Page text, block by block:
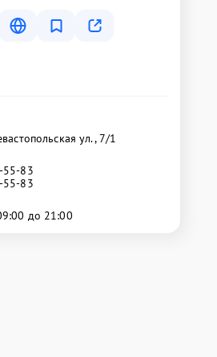
ул., 7/1
55-83
55-83
до 21:00